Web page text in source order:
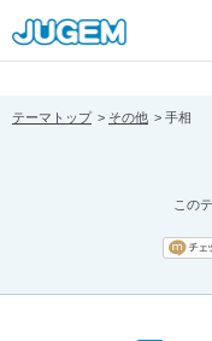
[pear_error:
prefix="" info=""]
テーマトップ その他 手相
この